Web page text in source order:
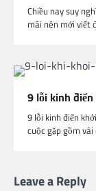
Chiều nay suy
mãi nên mới viết
9 lỗi kinh
9 lỗi kinh điển
cuộc gặp gồm
Leave a Reply